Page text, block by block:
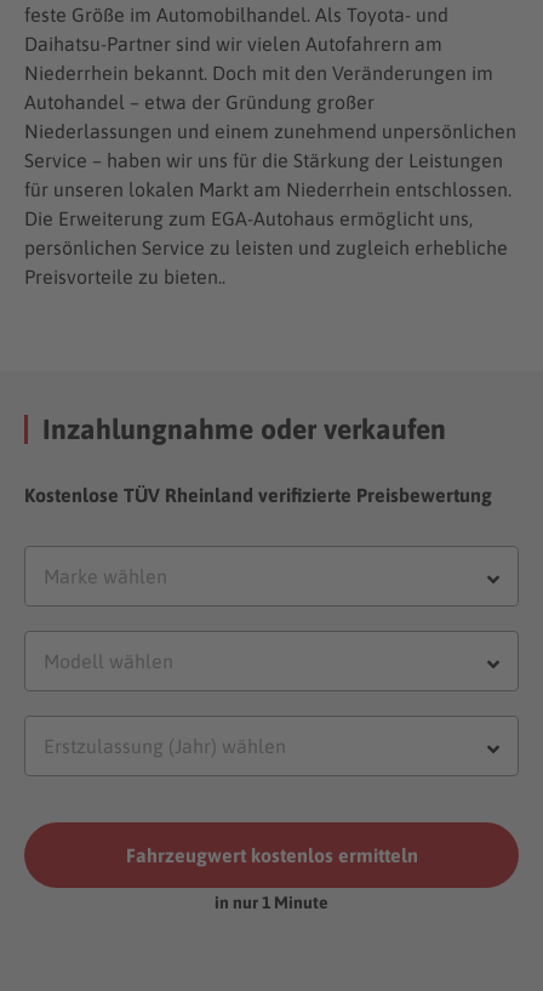
feste Größe im Automobilhandel. Als Toyota- und
Daihatsu-Partner sind wir vielen Autofahrern am
Niederrhein bekannt. Doch mit den Veränderungen im
Autohandel – etwa der Gründung großer
Niederlassungen und einem zunehmend unpersönlichen
Service – haben wir uns für die Stärkung der Leistungen
für unseren lokalen Markt am Niederrhein entschlossen.
Die Erweiterung zum EGA-Autohaus ermöglicht uns,
persönlichen Service zu leisten und zugleich erhebliche
Preisvorteile zu bieten..
Inzahlungnahme oder verkaufen
Kostenlose TÜV Rheinland verifizierte Preisbewertung
Fahrzeugwert kostenlos ermitteln
in nur 1 Minute